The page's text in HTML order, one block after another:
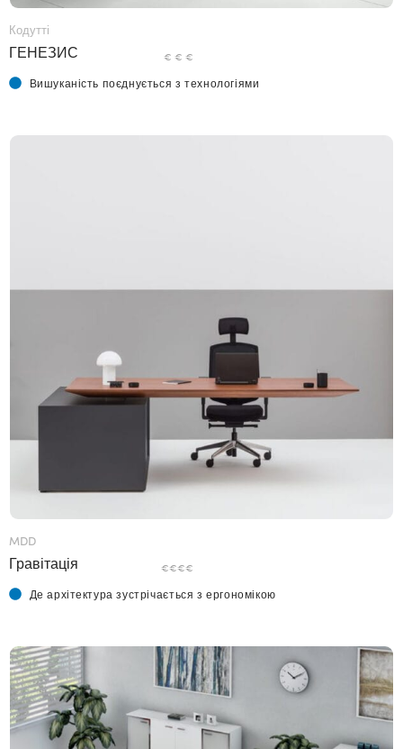
Кодутті
ГЕНЕЗИС € € €
Вишуканість поєднується з технологіями
MDD
Гравітація €€€€
Де архітектура зустрічається з ергономікою